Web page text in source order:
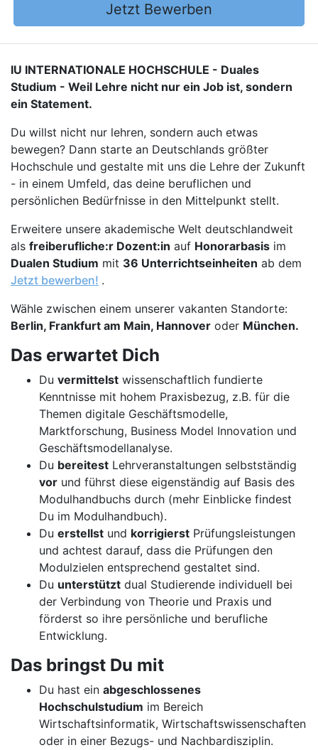
Jetzt Bewerben
IU INTERNATIONALE HOCHSCHULE - Duales
Studium - Weil Lehre nicht nur ein Job ist, sondern
ein Statement.
Du willst nicht nur lehren, sondern auch etwas
bewegen? Dann starte an Deutschlands größter
Hochschule und gestalte mit uns die Lehre der Zukunft
- in einem Umfeld, das deine beruflichen und
persönlichen Bedürfnisse in den Mittelpunkt stellt.
Erweitere unsere akademische Welt deutschlandweit
als freiberufliche:r Dozent:in auf Honorarbasis im
Dualen Studium mit 36 Unterrichtseinheiten ab dem
Jetzt bewerben! .
Wähle zwischen einem unserer vakanten Standorte:
Berlin, Frankfurt am Main, Hannover oder München.
Das erwartet Dich
Du vermittelst wissenschaftlich fundierte
Kenntnisse mit hohem Praxisbezug, z.B. für die
Themen digitale Geschäftsmodelle,
Marktforschung, Business Model Innovation und
Geschäftsmodellanalyse.
Du bereitest Lehrveranstaltungen selbstständig
vor und führst diese eigenständig auf Basis des
Modulhandbuchs durch (mehr Einblicke findest
Du im Modulhandbuch).
Du erstellst und korrigierst Prüfungsleistungen
und achtest darauf, dass die Prüfungen den
Modulzielen entsprechend gestaltet sind.
Du unterstützt dual Studierende individuell bei
der Verbindung von Theorie und Praxis und
förderst so ihre persönliche und berufliche
Entwicklung.
Das bringst Du mit
Du hast ein abgeschlossenes
Hochschulstudium im Bereich
Wirtschaftsinformatik, Wirtschaftswissenschaften
oder in einer Bezugs- und Nachbardisziplin.